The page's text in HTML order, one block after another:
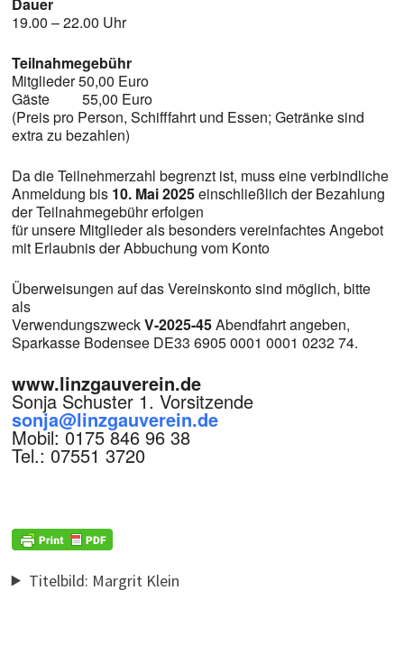
19.00 – 22.00 Uhr
Teilnahmegebühr
Mitglieder 50,00 Euro
Gäste 55,00 Euro
(Preis pro Person, Schifffahrt und Essen; Getränke sind
extra zu bezahlen)
Da die Teilnehmerzahl begrenzt ist, muss eine verbindliche
Anmeldung bis 10. Mai 2025einschließlich der Bezahlung
der Teilnahmegebühr erfolgen
für unsere Mitglieder als besonders vereinfachtes Angebot
mit Erlaubnis der Abbuchung vom Konto
Überweisungen auf das Vereinskonto sind möglich, bitte
als
VerwendungszweckV-2025-45Abendfahrt angeben,
Sparkasse Bodensee DE33 6905 0001 0001 0232 74.
www.linzgauverein.de
Sonja Schuster 1. Vorsitzende
sonja@linzgauverein.de
Mobil: 0175 846 96 38
Tel.: 07551 3720
Titelbild: Margrit Klein